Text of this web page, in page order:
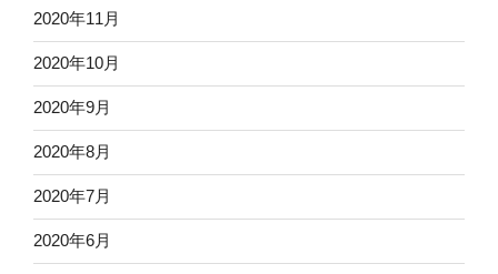
2020年11月
2020年10月
2020年9月
2020年8月
2020年7月
2020年6月